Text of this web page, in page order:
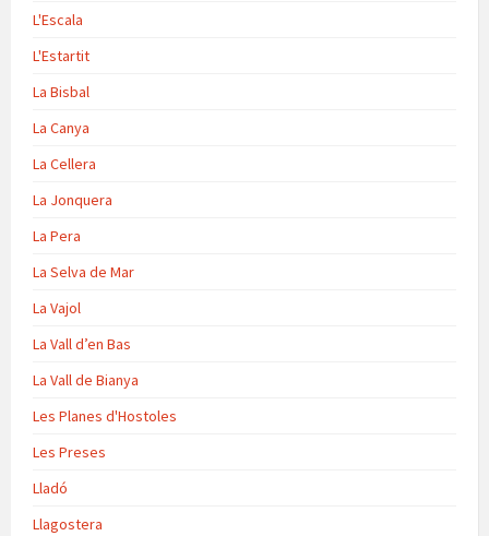
L'Escala
L'Estartit
La Bisbal
La Canya
La Cellera
La Jonquera
La Pera
La Selva de Mar
La Vajol
La Vall d’en Bas
La Vall de Bianya
Les Planes d'Hostoles
Les Preses
Lladó
Llagostera